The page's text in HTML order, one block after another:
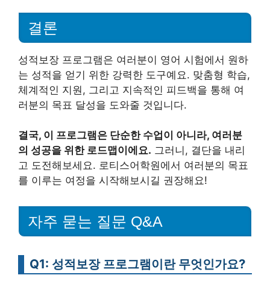
결론
성적보장 프로그램은 여러분이 영어 시험에서 원하
는 성적을 얻기 위한 강력한 도구예요. 맞춤형 학습,
체계적인 지원, 그리고 지속적인 피드백을 통해 여
러분의 목표 달성을 도와줄 것입니다.
결국, 이 프로그램은 단순한 수업이 아니라, 여러분
의 성공을 위한 로드맵이에요. 그러니, 결단을 내리
고 도전해보세요. 로티스어학원에서 여러분의 목표
를 이루는 여정을 시작해보시길 권장해요!
자주 묻는 질문 Q&A
Q1: 성적보장 프로그램이란 무엇인가요?